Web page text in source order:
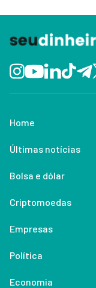
Home
Últimas notícias
Bolsa e dólar
Criptomoedas
Empresas
Política
Economia